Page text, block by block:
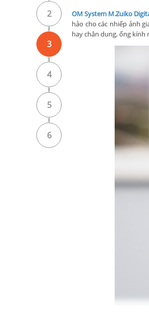
2
3
4
5
6
OM System M.Zuiko
hảo cho các nhiếp ảnh
hay chân dung, ống kính